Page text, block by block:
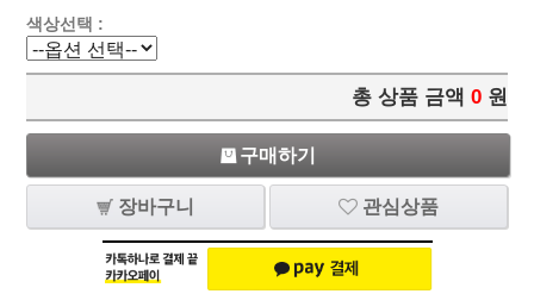
색상선택 :
총 상품 금액 0 원
구매하기
장바구니 관심상품